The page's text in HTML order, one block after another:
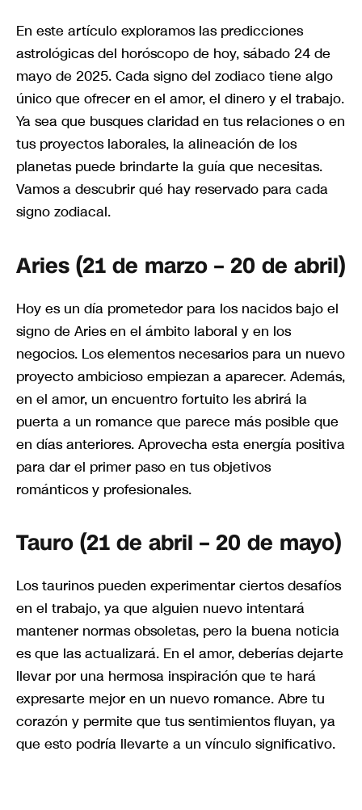
En este artículo exploramos las predicciones
astrológicas del horóscopo de hoy, sábado 24 de
mayo de 2025. Cada signo del zodiaco tiene algo
único que ofrecer en el amor, el dinero y el trabajo.
Ya sea que busques claridad en tus relaciones o en
tus proyectos laborales, la alineación de los
planetas puede brindarte la guía que necesitas.
Vamos a descubrir qué hay reservado para cada
signo zodiacal.
Aries (21 de marzo – 20 de abril)
Hoy es un día prometedor para los nacidos bajo el
signo de Aries en el ámbito laboral y en los
negocios. Los elementos necesarios para un nuevo
proyecto ambicioso empiezan a aparecer. Además,
en el amor, un encuentro fortuito les abrirá la
puerta a un romance que parece más posible que
en días anteriores. Aprovecha esta energía positiva
para dar el primer paso en tus objetivos
románticos y profesionales.
Tauro (21 de abril – 20 de mayo)
Los taurinos pueden experimentar ciertos desafíos
en el trabajo, ya que alguien nuevo intentará
mantener normas obsoletas, pero la buena noticia
es que las actualizará. En el amor, deberías dejarte
llevar por una hermosa inspiración que te hará
expresarte mejor en un nuevo romance. Abre tu
corazón y permite que tus sentimientos fluyan, ya
que esto podría llevarte a un vínculo significativo.